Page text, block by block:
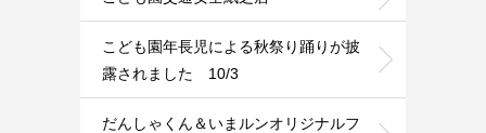
こども園年長児による秋祭り踊りが披
露されました 10/3
だんしゃくん＆いまルンオリジナルフ